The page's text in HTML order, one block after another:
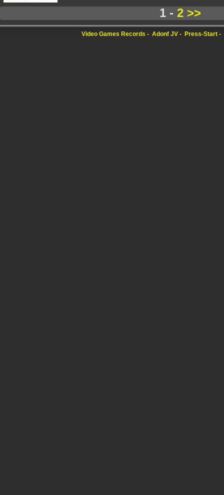
1 - 2>>
Video Games Records Adonf JV Press-Start